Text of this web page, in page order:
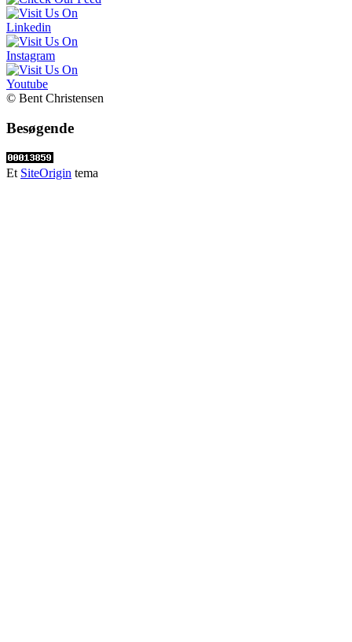
© Bent Christensen
Besøgende
Et SiteOrigin tema